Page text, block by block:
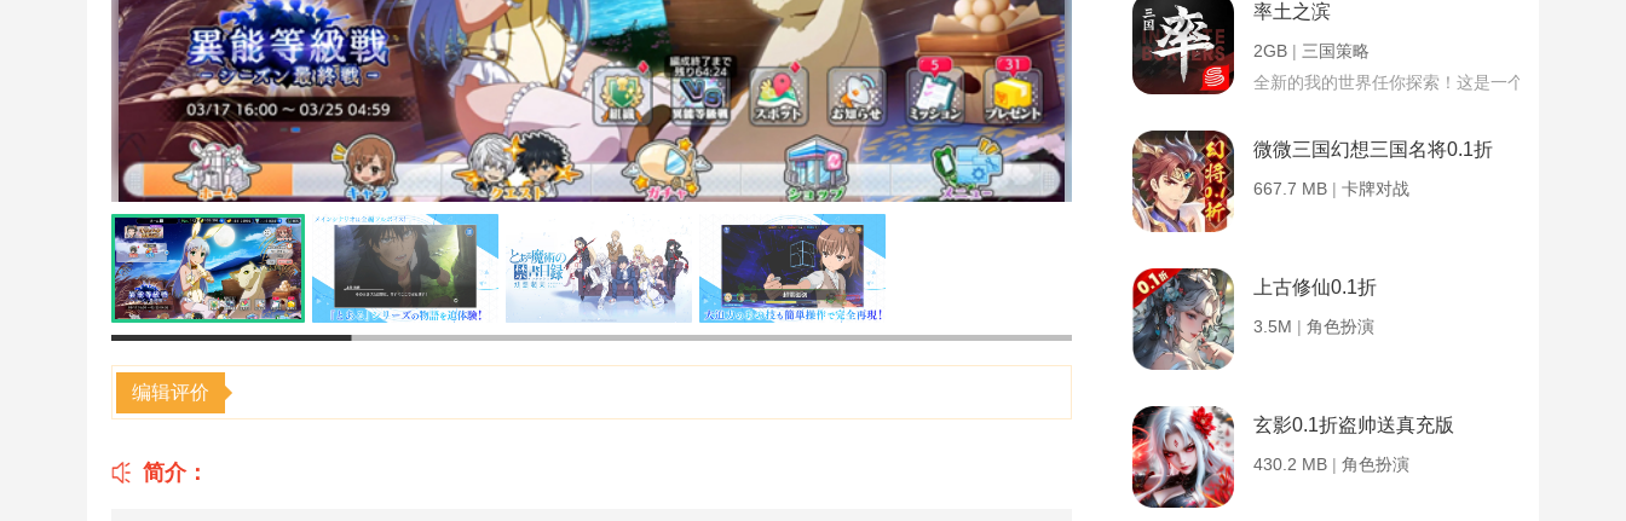
编辑评价
简介：
率土之滨
2GB | 三国策略
全新的我的世界任你探索！这是一个小提示字段。
微微三国幻想三国名将0.1折
667.7 MB | 卡牌对战
上古修仙0.1折
3.5M | 角色扮演
玄影0.1折盗帅送真充版
430.2 MB | 角色扮演